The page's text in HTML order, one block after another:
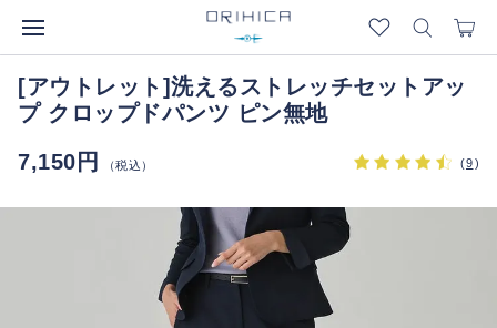
[アウトレット]洗えるストレッチセットアッ
プ クロップドパンツ ピン無地
7,150円
（税込） (9)